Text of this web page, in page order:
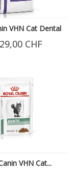
VHN Cat Dental
29,00 CHF
VHN Cat...